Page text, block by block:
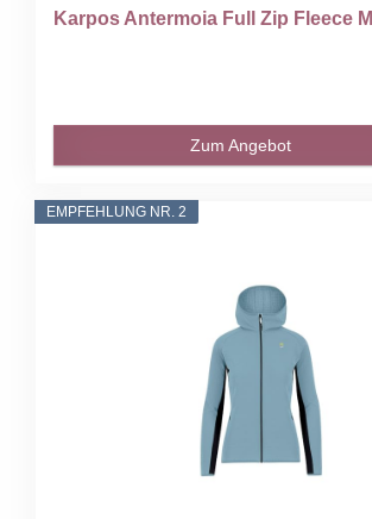
Karpos Antermoia Full Zip Fleece M
Zum Angebot
EMPFEHLUNG NR. 2